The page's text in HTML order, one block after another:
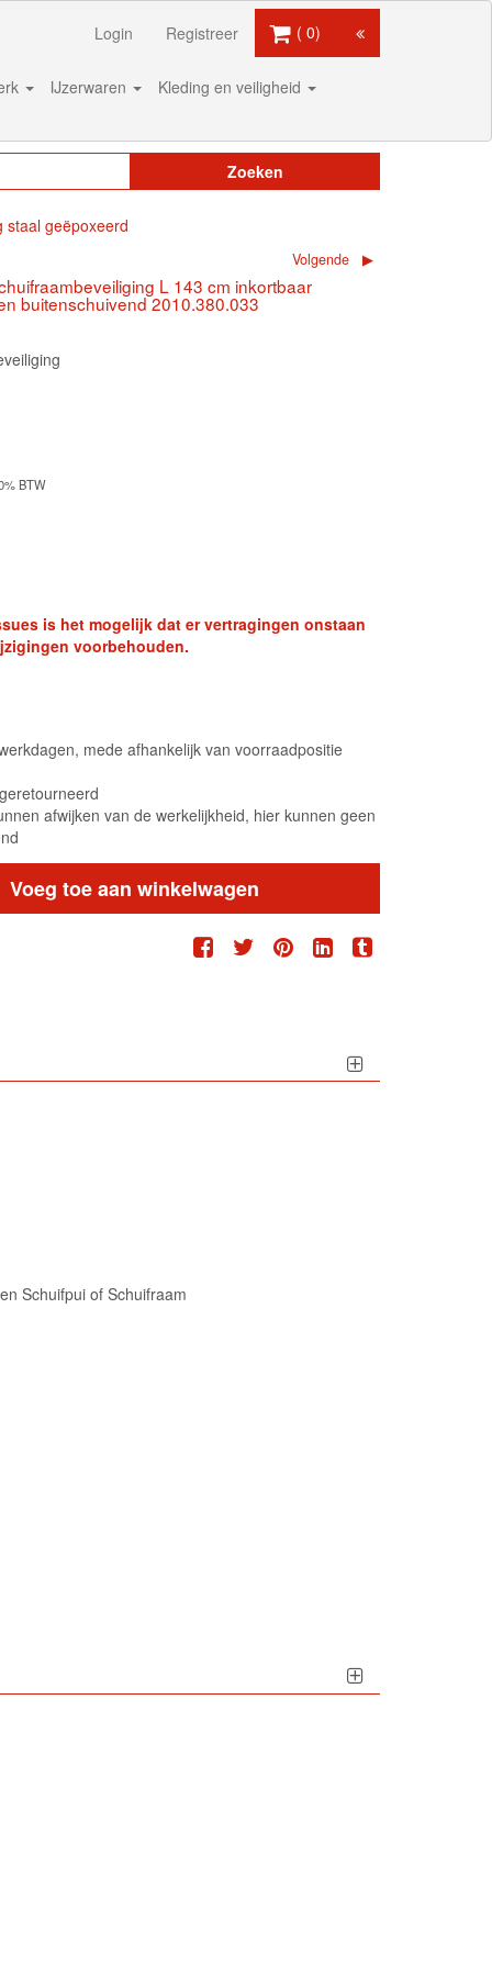
0
Login Registreer
IJzerwaren Kleding en veiligheid
Zoeken
staal geëpoxeerd
Volgende
L 143 cm inkortbaar
buitenschuivend 2010.380.033
BTW
is het mogelijk dat er vertragingen onstaan
voorbehouden.
mede afhankelijk van voorraadpositie
afwijken van de werkelijkheid, hier kunnen geen
Voeg toe aan winkelwagen
Schuifpui of Schuifraam